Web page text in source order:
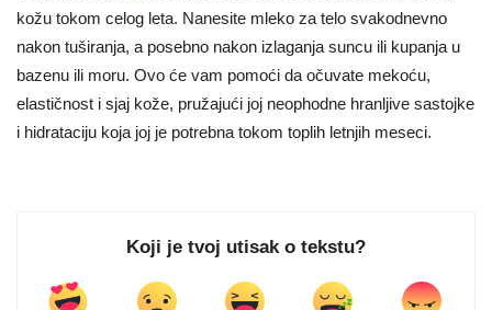
kožu tokom celog leta. Nanesite mleko za telo svakodnevno
nakon tuširanja, a posebno nakon izlaganja suncu ili kupanja u
bazenu ili moru. Ovo će vam pomoći da očuvate mekoću,
elastičnost i sjaj kože, pružajući joj neophodne hranljive sastojke
i hidrataciju koja joj je potrebna tokom toplih letnjih meseci.
Koji je tvoj utisak o tekstu?